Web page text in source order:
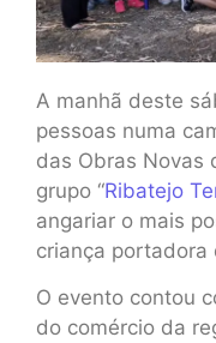
A manhã deste
pessoas numa
das Obras Novas
grupo “Ribatejo
angariar o mais
criança portadora
O evento contou
do comércio da